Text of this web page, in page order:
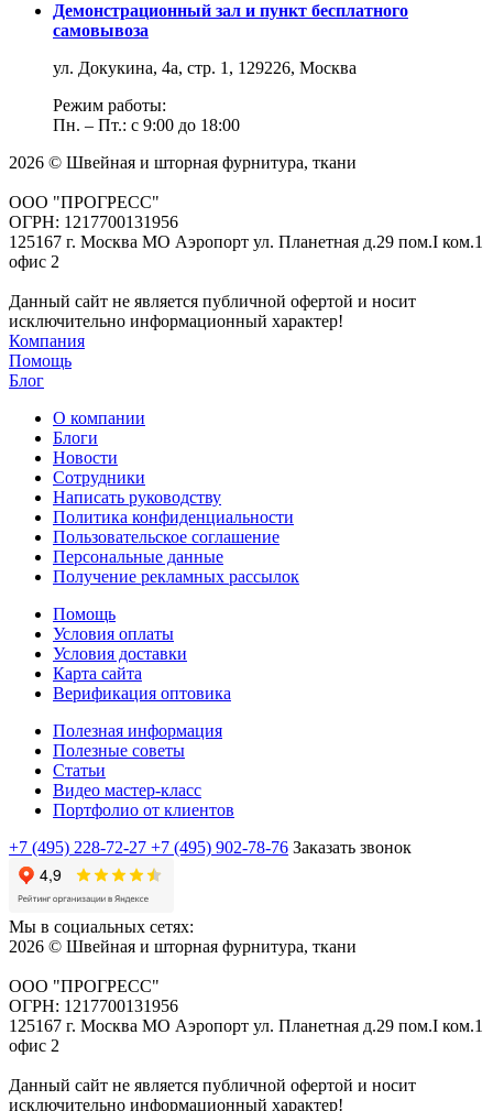
Демонстрационный зал и пункт бесплатного
самовывоза
ул. Докукина, 4а, стр. 1, 129226, Москва
Режим работы:
Пн. – Пт.: с 9:00 до 18:00
2026 © Швейная и шторная фурнитура, ткани
ООО "ПРОГРЕСС"
ОГРН: 1217700131956
125167 г. Москва МО Аэропорт ул. Планетная д.29 пом.I ком.1
офис 2
Данный сайт не является публичной офертой и носит
исключительно информационный характер!
Компания
Помощь
Блог
О компании
Блоги
Новости
Сотрудники
Написать руководству
Политика конфиденциальности
Пользовательское соглашение
Персональные данные
Получение рекламных рассылок
Помощь
Условия оплаты
Условия доставки
Карта сайта
Верификация оптовика
Полезная информация
Полезные советы
Статьи
Видео мастер-класс
Портфолио от клиентов
+7 (495) 228-72-27 +7 (495) 902-78-76 Заказать звонок
Мы в социальных сетях:
2026 © Швейная и шторная фурнитура, ткани
ООО "ПРОГРЕСС"
ОГРН: 1217700131956
125167 г. Москва МО Аэропорт ул. Планетная д.29 пом.I ком.1
офис 2
Данный сайт не является публичной офертой и носит
исключительно информационный характер!